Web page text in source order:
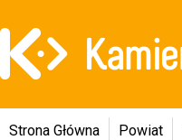
Strona Główna Powiat